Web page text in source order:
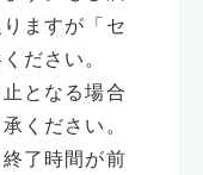
ますが「セ
ださい。
となる場合
ください。
了時間が前